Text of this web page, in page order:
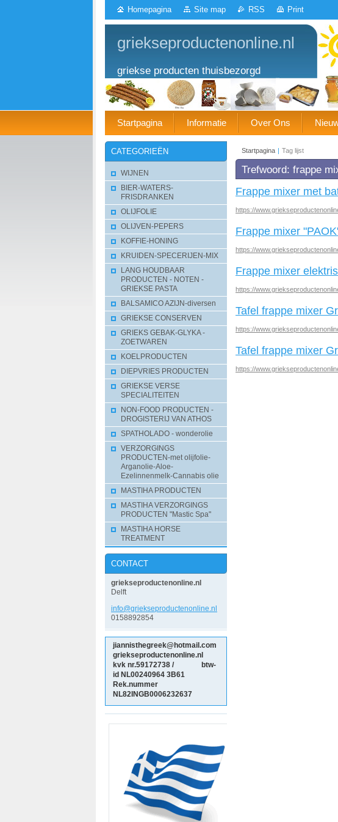
Homepagina Site map RSS Print
griekseproductenonline.nl
griekse producten thuisbezorgd
Startpagina Informatie Over Ons
Startpagina | Tag lijst
Trefwoord: frappe
Frappe mixer met
https://
Frappe mixer
https://
Frappe mixer
https://
Tafel frappe mixer
https://
Tafel frappe mixer
https://
CATEGORIEËN
WIJNEN
BIER-WATERS-
FRISDRANKEN
OLIJFOLIE
OLIJVEN-PEPERS
KOFFIE-HONING
KRUIDEN-SPECERIJEN-MIX
LANG HOUDBAAR
PRODUCTEN - NOTEN -
GRIEKSE PASTA
BALSAMICO AZIJN-diversen
GRIEKSE CONSERVEN
GRIEKS GEBAK-GLYKA -
ZOETWAREN
KOELPRODUCTEN
DIEPVRIES PRODUCTEN
GRIEKSE VERSE
SPECIALITEITEN
NON-FOOD PRODUCTEN -
DROGISTERIJ VAN ATHOS
SPATHOLADO - wonderolie
VERZORGINGS
PRODUCTEN-met olijfolie-
Arganolie-Aloe-
Ezelinnenmelk-Cannabis olie
MASTIHA PRODUCTEN
MASTIHA VERZORGINGS
PRODUCTEN "Mastic Spa"
MASTIHA HORSE
TREATMENT
CONTACT
griekseproductenonline.nl
Delft
info@griekseproductenonl ine.nl
0158892854
jiannisthegreek@hotmail.com
griekseproductenonline.nl
kvk nr.59172738 / btw-
id NL002409643B61
Rek.nummer
NL82INGB0006232637